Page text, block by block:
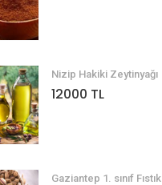
Nizip Hakiki Zeytinyağı
12000 TL
Gaziantep 1. sınıf Fıstık